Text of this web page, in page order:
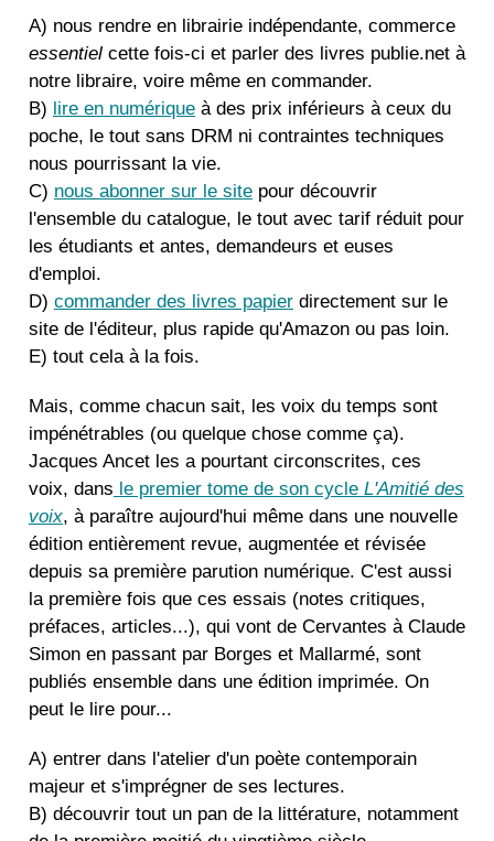
A) nous rendre en librairie indépendante, commerce
essentiel cette fois-ci et parler des livres publie.net à
notre libraire, voire même en commander.
B) lire en numérique à des prix inférieurs à ceux du
poche, le tout sans DRM ni contraintes techniques
nous pourrissant la vie.
C) nous abonner sur le site pour découvrir
l'ensemble du catalogue, le tout avec tarif réduit pour
les étudiants et antes, demandeurs et euses
d'emploi.
D) commander des livres papier directement sur le
site de l'éditeur, plus rapide qu'Amazon ou pas loin.
E) tout cela à la fois.
Mais, comme chacun sait, les voix du temps sont
impénétrables (ou quelque chose comme ça).
Jacques Ancet les a pourtant circonscrites, ces
voix, dans le premier tome de son cycle L'Amitié des
voix, à paraître aujourd'hui même dans une nouvelle
édition entièrement revue, augmentée et révisée
depuis sa première parution numérique. C'est aussi
la première fois que ces essais (notes critiques,
préfaces, articles...), qui vont de Cervantes à Claude
Simon en passant par Borges et Mallarmé, sont
publiés ensemble dans une édition imprimée. On
peut le lire pour...
A) entrer dans l'atelier d'un poète contemporain
majeur et s'imprégner de ses lectures.
B) découvrir tout un pan de la littérature, notamment